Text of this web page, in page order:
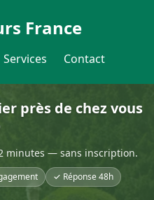
France
Services Contact
près de chez vous
minutes — sans inscription.
✓ Réponse 48h